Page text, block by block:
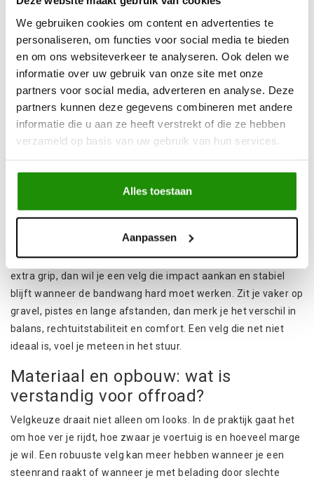
We gebruiken cookies om content en advertenties te
personaliseren, om functies voor social media te bieden
en om ons websiteverkeer te analyseren. Ook delen we
informatie over uw gebruik van onze site met onze
partners voor social media, adverteren en analyse. Deze
partners kunnen deze gegevens combineren met andere
informatie die u aan ze heeft verstrekt of die ze hebben
verzameld op basis van uw gebruik van hun services.
Alles toestaan
Aanpassen
Welke velgen passen bij jouw 4x4 en
gebruik?
Op https://www.4wdshop.be/banden-en-velgen /velgen vind
je velgen die gemaakt zijn voor terreinwagens en pick ups die
echt gebruikt worden. De basis is altijd hetzelfde: de velg
boutpatroon (PCD), de naafdiameter (center bore), de juiste
bevestiging met wielbouten of wielmoeren en natuurlijk het
draagvermogen.
Daarnaast speelt je rijstijl een grote rol. Rij je vaak in
technisch terrein en laat je de bandenspanning zakken voor
extra grip, dan wil je een velg die impact aankan en stabiel
blijft wanneer de bandwang hard moet werken. Zit je vaker op
gravel, pistes en lange afstanden, dan merk je het verschil in
balans, rechtuitstabiliteit en comfort. Een velg die net niet
ideaal is, voel je meteen in het stuur.
Materiaal en opbouw: wat is
verstandig voor offroad?
Velgkeuze draait niet alleen om looks. In de praktijk gaat het
om hoe ver je rijdt, hoe zwaar je voertuig is en hoeveel marge
je wil. Een robuuste velg kan meer hebben wanneer je een
steenrand raakt of wanneer je met belading door slechte